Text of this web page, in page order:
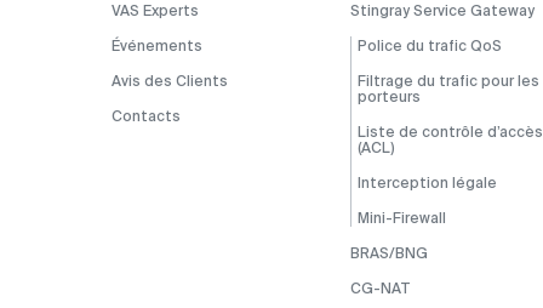
VAS Experts
Événements
Avis des Clients
Contacts
Stingray Service Gateway
Police du trafic QoS
Filtrage du trafic pour les
porteurs
Liste de contrôle d’accès
(ACL)
Interception légale
Mini-Firewall
BRAS/BNG
CG-NAT